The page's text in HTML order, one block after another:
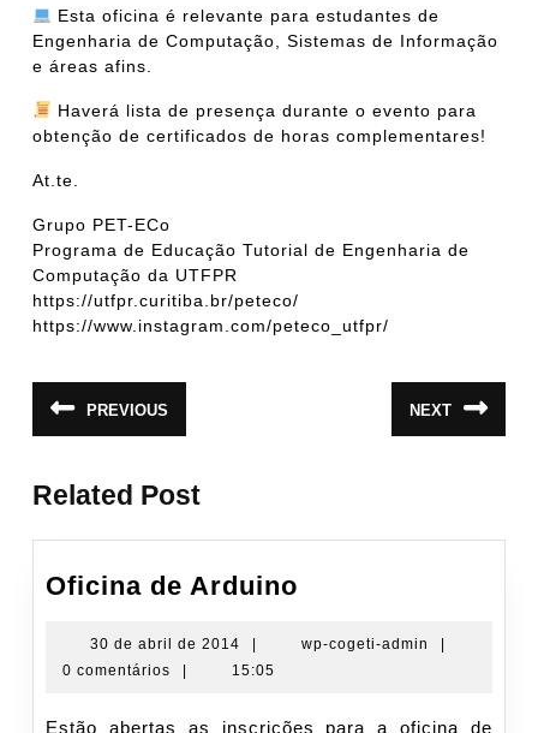
Esta oficina é relevante para estudantes de
Engenharia de Computação, Sistemas de Informação
e áreas afins.
Haverá lista de presença durante o evento para
obtenção de certificados de horas complementares!
At.te.
Grupo PET-ECo
Programa de Educação Tutorial de Engenharia de
Computação da UTFPR
https://utfpr.curitiba.br/peteco/
https://www.instagram.com/peteco_utfpr/
Navegação
de
PREVIOUS
anterior:
NEXT
post:
Related Post
Oficina de Arduino
Arduino
30 de abril de 2014
30
de
de
wp-cogeti-admin
wp-
0 comentários
15:05
Estão abertas as inscrições para a oficina de